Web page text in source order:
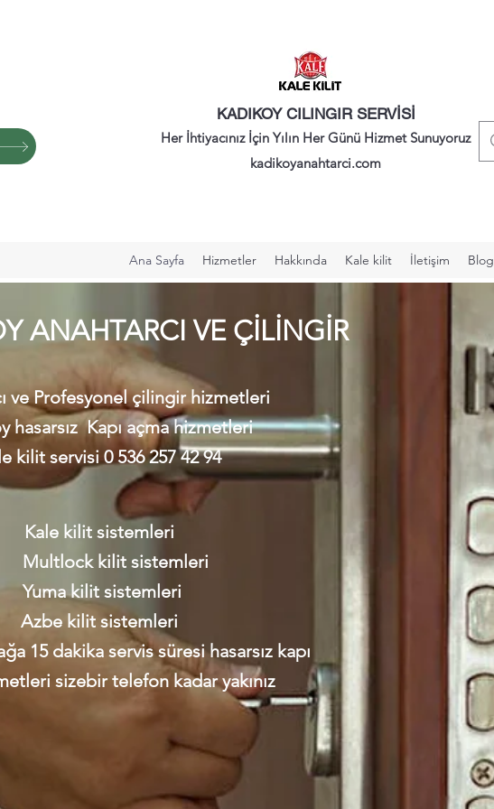
KADIKOY CILINGIR SERVİSİ
Her İhtiyacınız İçin Yılın Her Günü Hizmet Sunuyoruz
kadikoyanahtarci.com
Ana Sayfa Hizmetler Hakkında Kale kilit İletişim Blog
ANAHTARCI VE ÇİLİNGİR
ve Profesyonel çilingir hizmetleri
hasarsız Kapı açma hizmetleri
kilit servisi 0 536 257 42 94
Kale kilit sistemleri
Multlock kilit sistemleri
Yuma kilit sistemleri
Azbe kilit sistemleri
15 dakika servis süresi hasarsız kapı
sizebir telefon kadar yakınız